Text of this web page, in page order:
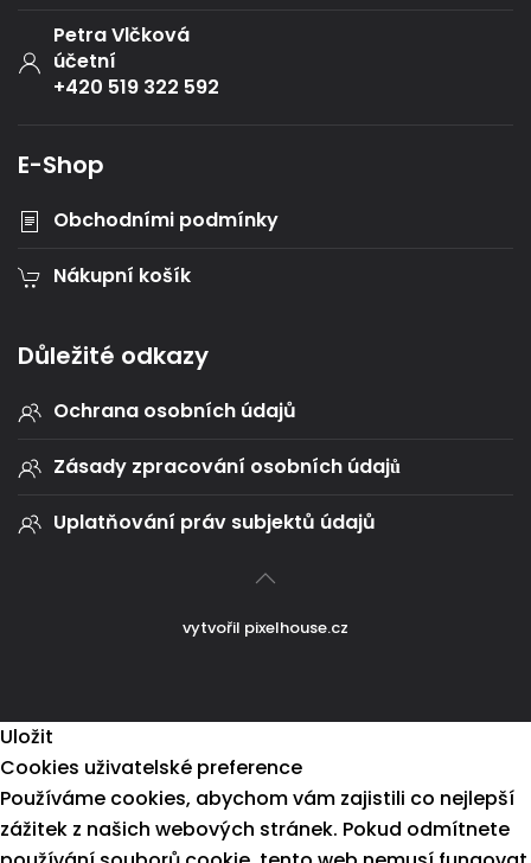
Petra Vlčková
účetní
+420 519 322 592
E-Shop
Obchodními podmínky
Nákupní košík
Důležité odkazy
Ochrana osobních údajů
Zásady zpracování osobních údajů
Uplatňování práv subjektů údajů
vytvořil pixelhouse.cz
Uložit
Cookies uživatelské preference
Používáme cookies, abychom vám zajistili co nejlepší
zážitek z našich webových stránek. Pokud odmítnete